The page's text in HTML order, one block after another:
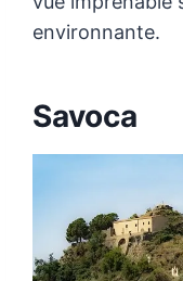
environnante.
Savoca